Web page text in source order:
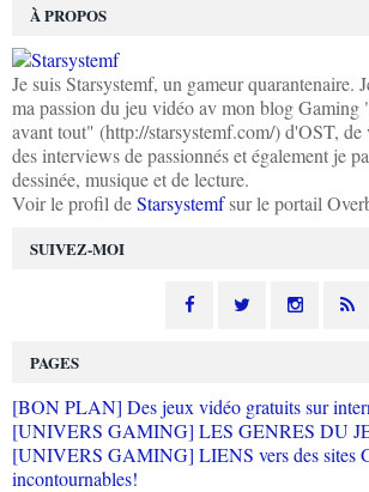
SUIVEZ-MOI
À PROPOS
Je suis Starsystemf, un gameur quarantenaire.
ma passion du jeu vidéo av mon blog
avant tout" (http://starsystemf.com/) d'OST, de
des interviews de passionnés et également je
dessinée, musique et de lecture.
Voir le profil deStarsystemfsur le portail
PAGES
[BON PLAN] Des jeux vidéo gratuits sur
[UNIVERS GAMING] LES GENRES DU
[UNIVERS GAMING] LIENS vers des sites
incontournables!